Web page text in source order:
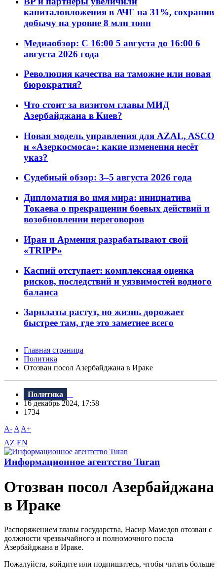
капиталовложения в АЧГ на 31%, сохранив
добычу на уровне 8 млн тонн
Медиаобзор: С 16:00 5 августа до 16:00 6
августа 2026 года
Революция качества на таможне или новая
бюрократия?
Что стоит за визитом главы МИД
Азербайджана в Киев?
Новая модель управления для AZAL, ASCO
и «Азеркосмоса»: какие изменения несёт
указ?
Судебный обзор: 3–5 августа 2026 года
Дипломатия во имя мира: инициатива
Токаева о прекращении боевых действий и
возобновлении переговоров
Иран и Армения разрабатывают свой
«TRIPP»
Каспий отступает: комплексная оценка
рисков, последствий и уязвимостей водного
баланса
Зарплаты растут, но жизнь дорожает
быстрее там, где это заметнее всего
Главная страница
Политика
Отозван посол Азербайджана в Ираке
Политика
16 декабрь 2024, 17:58
1734
A- A A+
AZ EN
Информационное агентство Turan
Отозван посол Азербайджана
в Ираке
Распоряжением главы государства, Насир Мамедов отозван с
должности чрезвычайного и полномочного посла
Азербайджана в Ираке.
Пожалуйста, войдите или подпишитесь, чтобы читать больше